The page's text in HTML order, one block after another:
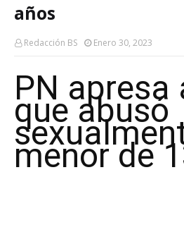
años
Redacción BS Enero 30, 2023
PN apresa
que abusó
menor de